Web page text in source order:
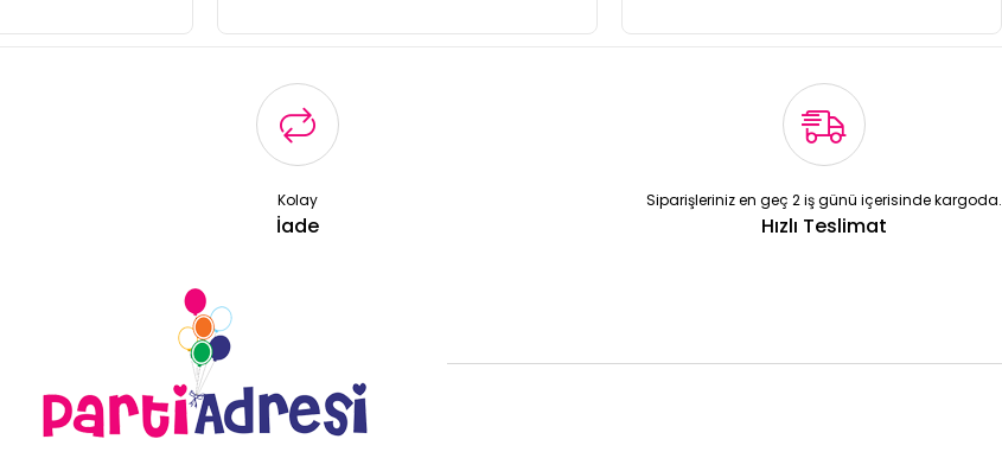
Kolay
İade
Siparişleriniz en geç 2 iş günü içerisinde kargoda.
Hızlı Teslimat